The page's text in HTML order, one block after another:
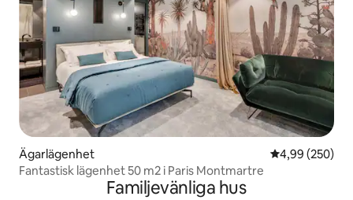
Ägarlägenhet 4,99 av 5 i
4,99 (250)
Fantastisk lägenhet 50 m2 i Paris Montmartre
Familjevänliga hus